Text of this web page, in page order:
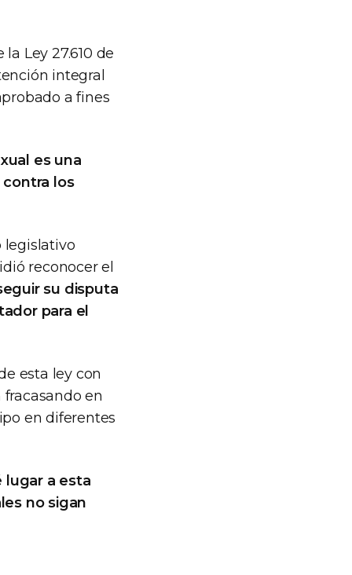
Ley 27.610 de
integral
a fines
es una
los
legislativo
reconocer el
su disputa
para el
esta ley con
en
en diferentes
lugar a esta
no sigan